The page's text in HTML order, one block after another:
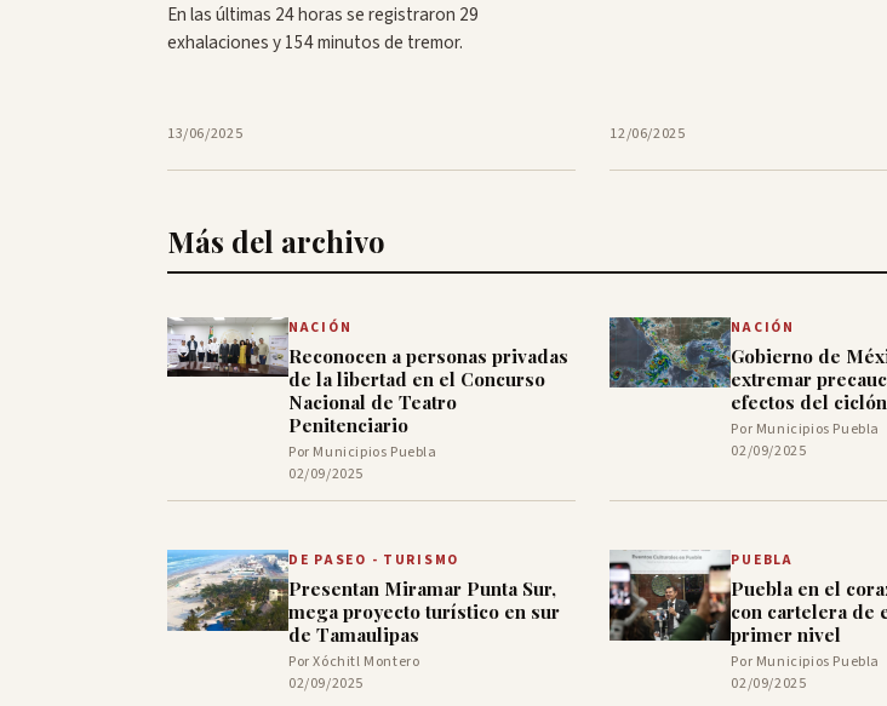
En las últimas 24 horas se registraron 29
exhalaciones y 154 minutos de tremor.
13/06/2025 12/06/2025
Más del archivo
NACIÓN
Reconocen a personas privadas
de la libertad en el Concurso
Nacional de Teatro
Penitenciario
Por Municipios Puebla
02/09/2025
NACIÓN
Gobierno de
extremar
efectos del
Por Municipios Puebla
02/09/2025
DE PASEO - TURISMO
Presentan Miramar Punta Sur,
mega proyecto turístico en sur
de Tamaulipas
Por Xóchitl Montero
02/09/2025
PUEBLA
Puebla en el
con cartelera de
primer nivel
Por Municipios Puebla
02/09/2025